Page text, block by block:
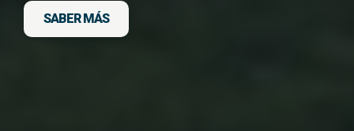
SABER MÁS